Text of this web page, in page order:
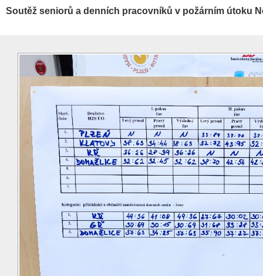
Soutěž seniorů a denních pracovníků v požárním útoku